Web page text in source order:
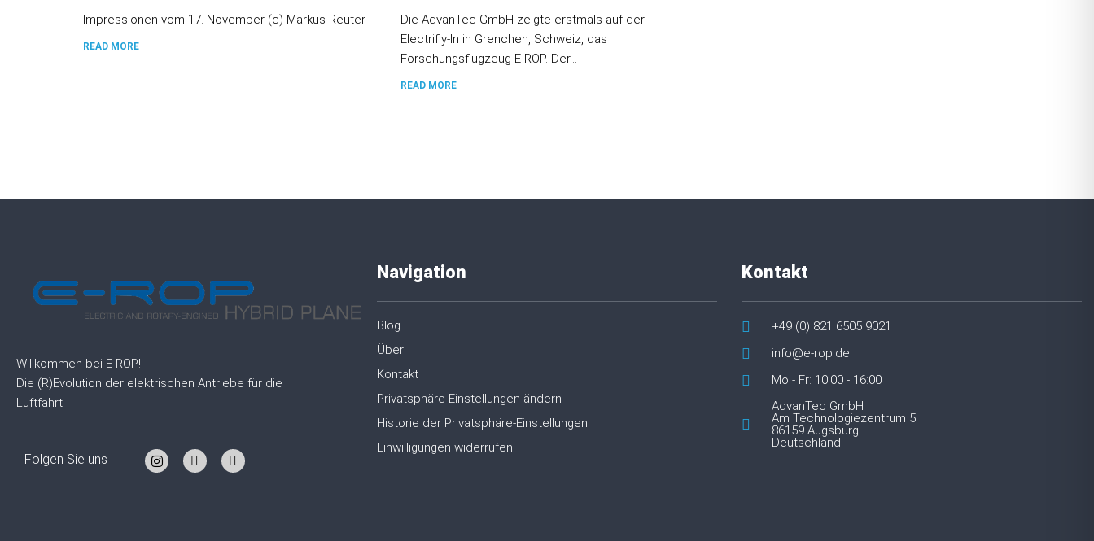
Impressionen vom 17. November (c) Markus Reuter
READ MORE
Die AdvanTec GmbH zeigte erstmals auf der
Electrifly-In in Grenchen, Schweiz, das
Forschungsflugzeug E-ROP. Der...
READ MORE
Willkommen bei E-ROP!
Die (R)Evolution der elektrischen Antriebe für die
Luftfahrt
Folgen Sie uns
Navigation
Blog
Über
Kontakt
Privatsphäre-Einstellungen ändern
Historie der Privatsphäre-Einstellungen
Einwilligungen widerrufen
Kontakt
+49 (0) 821 6505 9021
info@e-rop.de
Mo - Fr: 10:00 - 16:00
AdvanTec GmbH
Am Technologiezentrum 5
86159 Augsburg
Deutschland